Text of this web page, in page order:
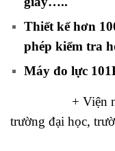
Thiết kế hơn
phép kiểm tra
Máy đo lực
+ Viện
trường đại học,